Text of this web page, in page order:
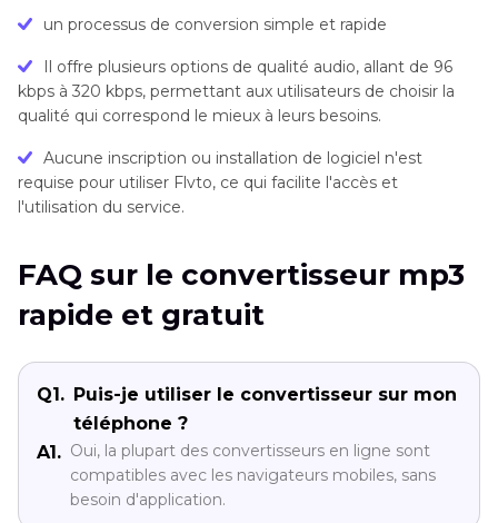
un processus de conversion simple et rapide
Il offre plusieurs options de qualité audio, allant de 96
kbps à 320 kbps, permettant aux utilisateurs de choisir la
qualité qui correspond le mieux à leurs besoins.
Aucune inscription ou installation de logiciel n'est
requise pour utiliser Flvto, ce qui facilite l'accès et
l'utilisation du service.
FAQ sur le convertisseur mp3
rapide et gratuit
Q1. Puis-je utiliser le convertisseur sur mon
téléphone ?
A1. Oui, la plupart des convertisseurs en ligne sont
compatibles avec les navigateurs mobiles, sans
besoin d'application.